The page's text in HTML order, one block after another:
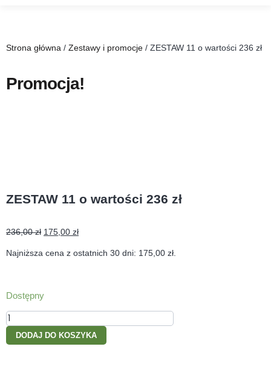
Strona główna / Zestawy i promocje / ZESTAW 11 o wartości 236 zł
Promocja!
ZESTAW 11 o wartości 236 zł
236,00zł 175,00 zł
Najniższa cena z ostatnich 30 dni: 175,00 zł
Dostępny
DODAJ DO KOSZYKA